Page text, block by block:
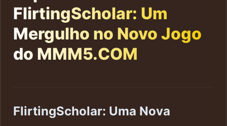
FlirtingScholar: Um
Mergulho no Novo Jogo
do MMM5.COM
FlirtingScholar: Uma Nova